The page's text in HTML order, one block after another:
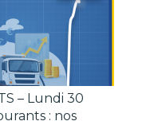
– Lundi 30
: nos